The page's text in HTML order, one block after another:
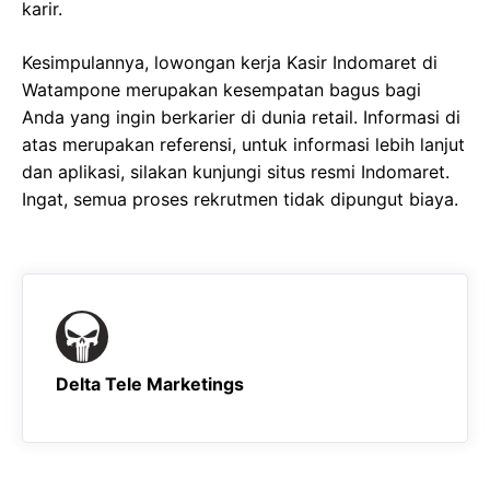
karir.
Kesimpulannya, lowongan kerja Kasir Indomaret di
Watampone merupakan kesempatan bagus bagi
Anda yang ingin berkarier di dunia retail. Informasi di
atas merupakan referensi, untuk informasi lebih lanjut
dan aplikasi, silakan kunjungi situs resmi Indomaret.
Ingat, semua proses rekrutmen tidak dipungut biaya.
Delta Tele Marketings